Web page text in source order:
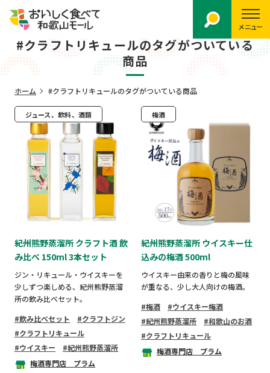
メニュー
#クラフトリキュールのタグがついている
商品
ホーム #クラフトリキュールのタグがついている商品
ジュース、飲料、酒類
紀州熊野蒸溜所 クラフト酒 飲
み比べ 150ml 3本セット
ジン・リキュール・ウイスキーを
少しずつ楽しめる、紀州熊野蒸溜
所の飲み比べセット。
飲み比べセット
クラフトジン
クラフトリキュール
ウイスキー
紀州熊野蒸溜所
梅酒専門店 プラム
梅酒
紀州熊野蒸溜所 ウイスキー仕
込みの梅酒 500ml
ウイスキー由来の香りと梅の風味
が重なる、少し大人向けの梅酒。
梅酒
ウイスキー梅酒
紀州熊野蒸溜所
和歌山のお酒
クラフトリキュール
梅酒専門店 プラム